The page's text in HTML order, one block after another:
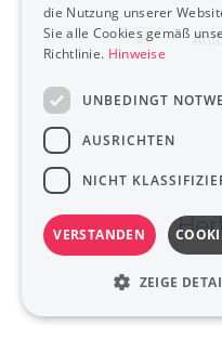
die Nutzung unserer
Sie alle Cookies gemäß
Richtlinie. Hinweise
UNBEDINGT
AUSRICHTEN
NICHT
VERSTANDEN
ZEIGE